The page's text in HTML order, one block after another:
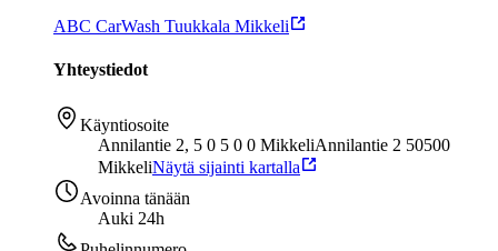
ABC CarWash Tuukkala Mikkeli
Yhteystiedot
Käyntiosoite
Annilantie 2, 5 0 5 0 0 MikkeliAnnilantie 2 50500
MikkeliNäytä sijainti kartalla
Avoinna tänään
Auki 24h